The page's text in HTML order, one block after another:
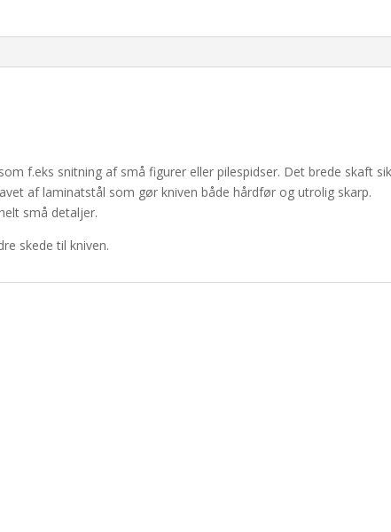
f.eks snitning af små figurer eller pilespidser. Det brede skaft
af laminatstål som gør kniven både hårdfør og utrolig skarp.
små detaljer.
skede til kniven.